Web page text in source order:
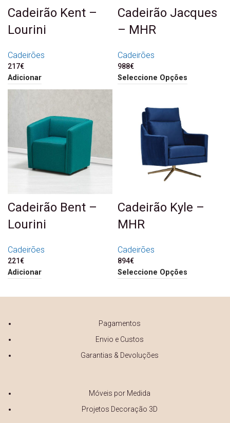
Cadeirão Kent –
Lourini
Cadeirões
217€
Adicionar
Cadeirão Jacques
– MHR
Cadeirões
988€
Seleccione Opções
Cadeirão Bent –
Lourini
Cadeirões
221€
Adicionar
Cadeirão Kyle –
MHR
Cadeirões
894€
Seleccione Opções
Pagamentos
Envio e Custos
Garantias & Devoluções
Móveis por Medida
Projetos Decoração 3D